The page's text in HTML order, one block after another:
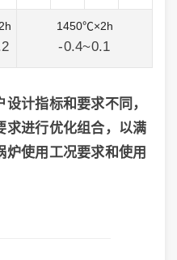
1450℃×2h
-0.4~0.1
计指标和要求不同，
求进行优化组合，以满
炉使用工况要求和使用